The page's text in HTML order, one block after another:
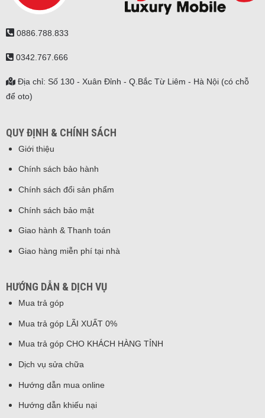
0886.788.833
0342.767.666
Địa chỉ: Số 130 - Xuân Đỉnh - Q.Bắc Từ Liêm - Hà Nội (có chỗ
để oto)
QUY ĐỊNH & CHÍNH SÁCH
Giới thiệu
Chính sách bảo hành
Chính sách đổi sản phẩm
Chính sách bảo mật
Giao hành & Thanh toán
Giao hàng miễn phí tại nhà
HƯỚNG DẪN & DỊCH VỤ
Mua trả góp
Mua trả góp LÃI XUẤT 0%
Mua trả góp CHO KHÁCH HÀNG TỈNH
Dịch vụ sửa chữa
Hướng dẫn mua online
Hướng dẫn khiếu nại